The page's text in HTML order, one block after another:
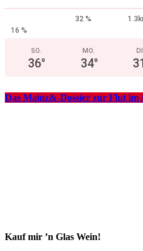
32 %
16 %
SO.
36°
MO.
34°
Das Mainz&-Dossier zur Flut im
Kauf mir ’n Glas Wein!